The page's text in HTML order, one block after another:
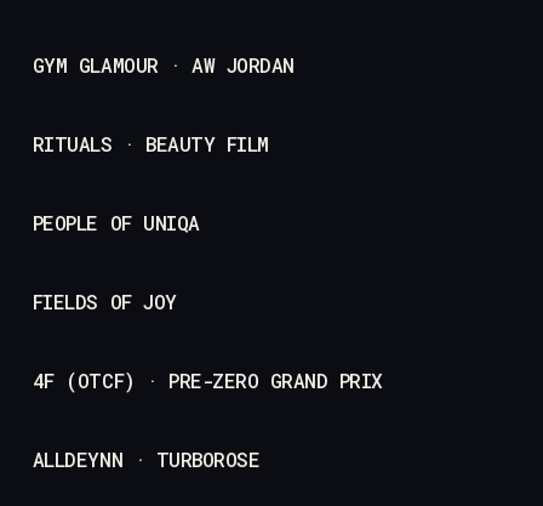
GYM GLAMOUR · AW JORDAN
RITUALS · BEAUTY FILM
PEOPLE OF UNIQA
FIELDS OF JOY
4F (OTCF) · PRE-ZERO GRAND PRIX
ALLDEYNN · TURBOROSE